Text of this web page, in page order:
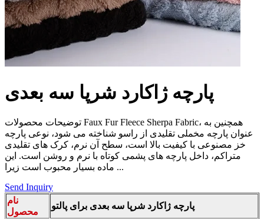
پارچه ژاکارد شرپا سه بعدی
توضیحات محصولات Faux Fur Fleece Sherpa Fabric، همچنین به
عنوان پارچه مخملی تقلیدی از راسو شناخته می شود، نوعی پارچه
خز مصنوعی با کیفیت بالا است، سطح آن نرم، کرک های تقلیدی
متراکم، داخل پارچه های پشمی کوتاه با نرم و روشن است. این
ماده بسیار محبوب است زیرا ...
Send Inquiry
نام
محصول
پارچه ژاکارد شرپا سه بعدی برای پالتو